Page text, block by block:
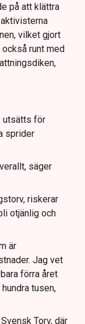
på att klättra
vilket gjort
runt med
utsätts för
sprider
säger
riskerar
otjänlig och
är
Jag vet
förra året
tusen,
Torv, där